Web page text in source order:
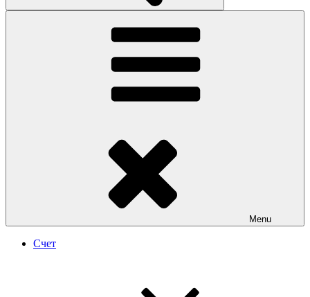
Menu
Счет